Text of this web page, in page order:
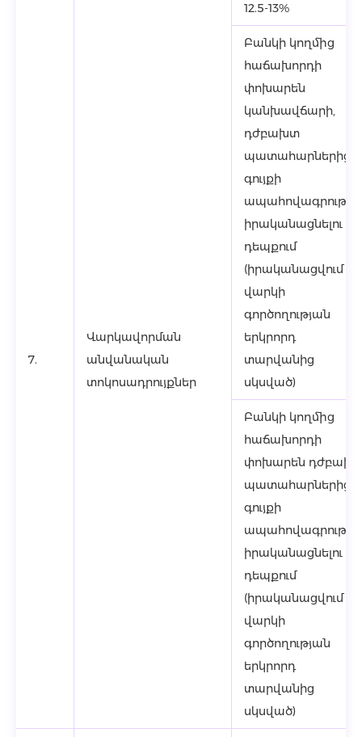
7.
Վարկավորման
անվանական
տոկոսադրույքներ
12.5-13%
Բանկի կողմից
հաճախորդի
փոխարեն
կանխավճարի,
դժբախտ
պատահարներից և
գույքի
իրականացնելու
դեպքում
(իրականացվում է
վարկի
գործողության
երկրորդ
տարվանից
սկսված)
Բանկի կողմից
հաճախորդի
փոխարեն
պատահարներից և
գույքի
իրականացնելու
դեպքում
(իրականացվում է
վարկի
գործողության
երկրորդ
տարվանից
սկսված)